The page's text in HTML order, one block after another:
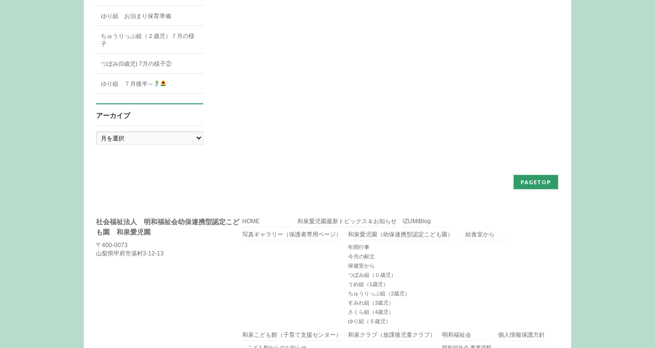
ゆり組 お泊まり保育準備
ちゅうりっぷ組（２歳児）７月の様
子
つぼみ(0歳児) 7月の様子②
ゆり組 ７月後半～
アーカイブ
ア
ー
PAGETOP
社会福祉法人 明和福祉会幼保連携型認定こど
も園 和泉愛児園
〒400-0073
山梨県甲府市湯村3-12-13
HOME 和泉愛児園最新トピックス＆お知らせ
IZUMIBlog
写真ギャラリー（保護者専用ページ）
和泉愛児園（幼保連携型認定こども園）
年間行事
今月の献立
保健室から
つぼみ組（０歳児）
うめ組（1歳児）
ちゅうりっぷ組（2歳児）
すみれ組（3歳児）
さくら組（4歳児）
ゆり組（５歳児）
給食室から
和泉こども館（子育て支援センター） 和泉クラブ（放課後児童クラブ） 明和福祉会 個人情報保護方針